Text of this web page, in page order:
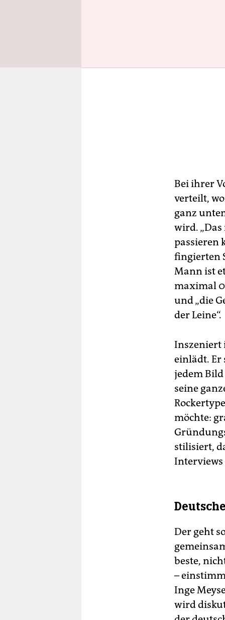
Bei ihrer
verteilt,
ganz
wird.
passieren
fingierten
Mann ist
maximal
und „die
der Leine“.
Inszeniert
einlädt. Er
jedem
seine
möchte:
stilisiert,
Der geht
beste,
–
Inge
wird